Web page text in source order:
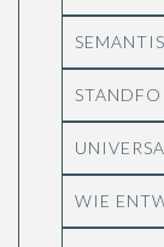
WIE